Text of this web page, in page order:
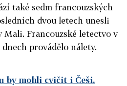
také sedm francouzských
dvou letech unesli
Mali. Francouzské letectvo v
provádělo nálety.
by mohli cvičit i Češi.